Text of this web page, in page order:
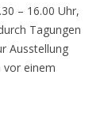
– 16.00 Uhr,
Tagungen
Ausstellung
vor einem